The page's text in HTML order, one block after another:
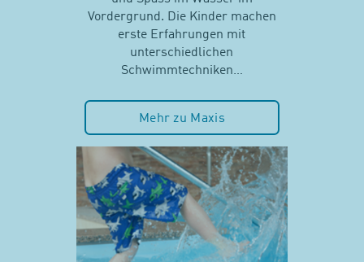
Vordergrund. Die Kinder machen
erste Erfahrungen mit
unterschiedlichen
Schwimmtechniken…
Mehr zu Maxis